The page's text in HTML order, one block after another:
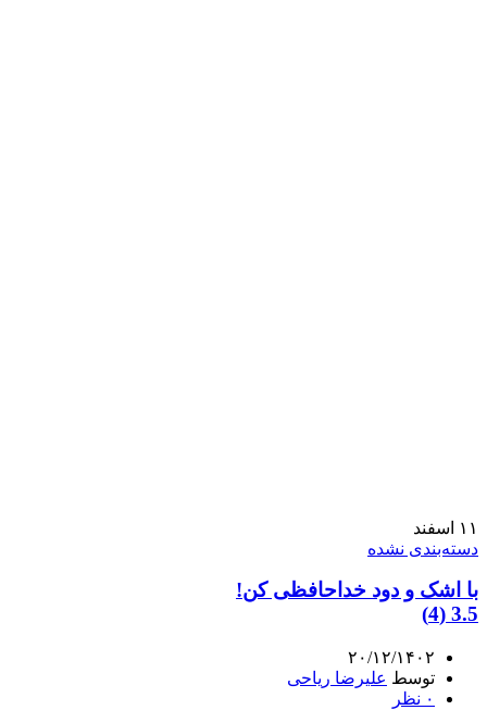
۱۱
اسفند
دسته‌بندی نشده
با اشک و دود خداحافظی کن!
3.5 (4)
۲۰/۱۲/۱۴۰۲
توسط علیرضا ریاحی
۰ نظر